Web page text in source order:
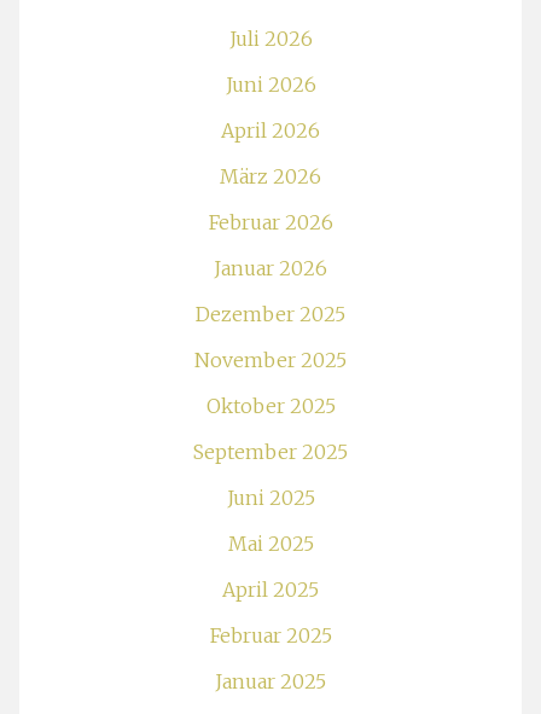
Juli 2026
Juni 2026
April 2026
März 2026
Februar 2026
Januar 2026
Dezember 2025
November 2025
Oktober 2025
September 2025
Juni 2025
Mai 2025
April 2025
Februar 2025
Januar 2025